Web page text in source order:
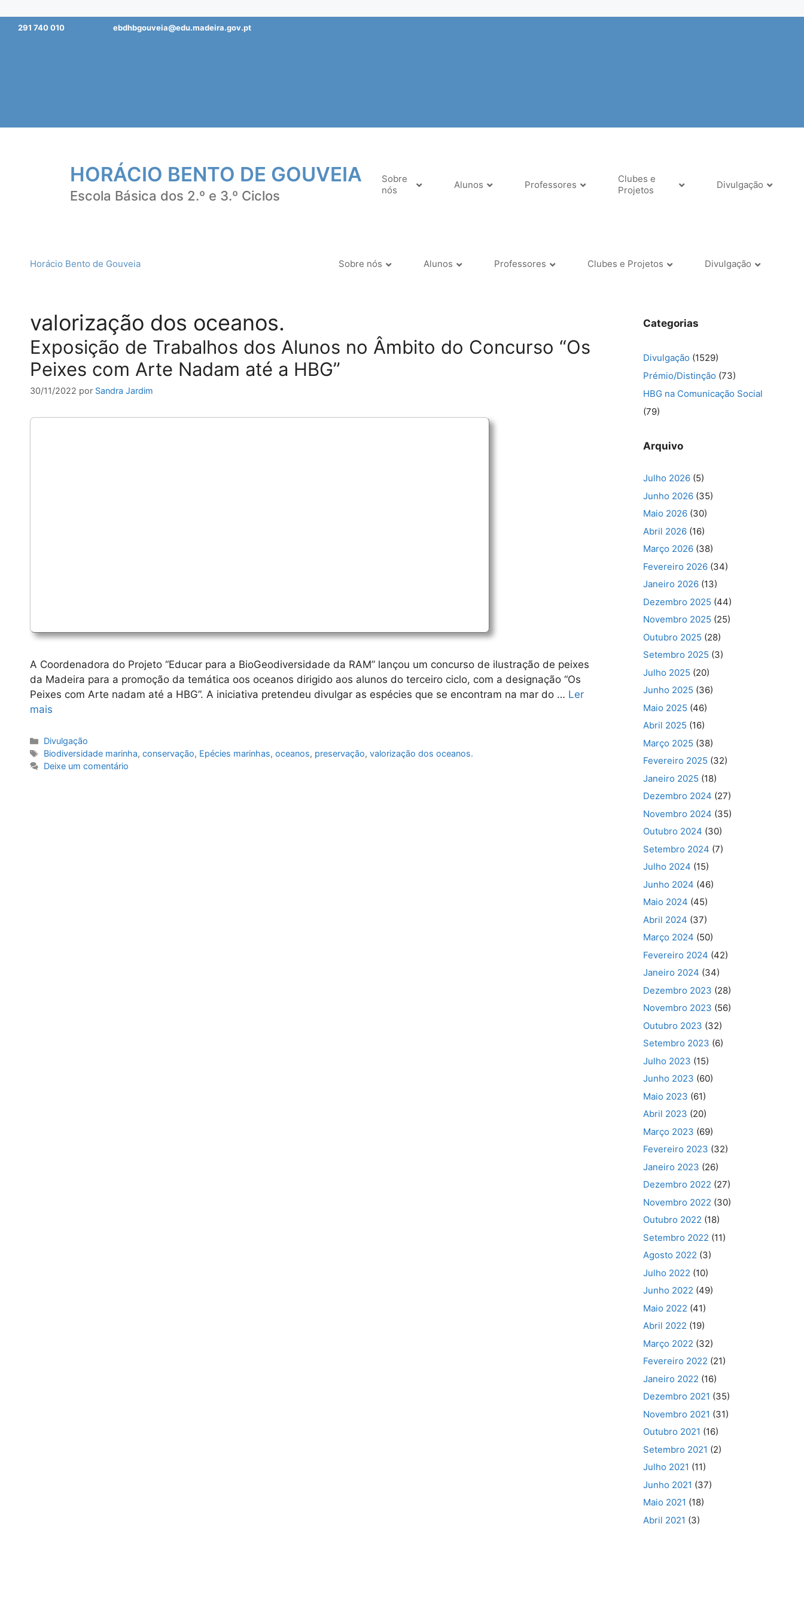
Saltar291 740 010 ebdhbgouveia@edu.madeira.gov.pt
HORÁCIO BENTO DE GOUVEIA
Escola Básica dos 2.º e 3.º Ciclos
Sobre
nós
Alunos Professores
Clubes e
Projetos
Divulgação
Horácio Bento de Gouveia Sobre nós Alunos Professores Clubes e Projetos Divulgação
valorização dos oceanos.
Exposição de Trabalhos dos Alunos no Âmbito do Concurso “Os
Peixes com Arte Nadam até a HBG”
30/11/2022 por Sandra Jardim
A Coordenadora do Projeto “Educar para a BioGeodiversidade da RAM” lançou um concurso de ilustração de peixes
da Madeira para a promoção da temática oos oceanos dirigido aos alunos do terceiro ciclo, com a designação “Os
Peixes com Arte nadam até a HBG”. A iniciativa pretendeu divulgar as espécies que se encontram na mar do … Ler
mais
Categorias
Divulgação
Etiquetas
Biodiversidade marinha,conservação, Epécies marinhas,oceanos, preservação,valorização dos oceanos.
Deixe um comentário
Categorias
Divulgação (1529)
Prémio/Distinção (73)
HBG na Comunicação Social
(79)
Arquivo
Julho 2026 (5)
Junho 2026 (35)
Maio 2026 (30)
Abril 2026 (16)
Março 2026 (38)
Fevereiro 2026 (34)
Janeiro 2026 (13)
Dezembro 2025 (44)
Novembro 2025 (25)
Outubro 2025 (28)
Setembro 2025 (3)
Julho 2025 (20)
Junho 2025 (36)
Maio 2025 (46)
Abril 2025 (16)
Março 2025 (38)
Fevereiro 2025 (32)
Janeiro 2025 (18)
Dezembro 2024 (27)
Novembro 2024 (35)
Outubro 2024 (30)
Setembro 2024 (7)
Julho 2024 (15)
Junho 2024 (46)
Maio 2024 (45)
Abril 2024 (37)
Março 2024 (50)
Fevereiro 2024 (42)
Janeiro 2024 (34)
Dezembro 2023 (28)
Novembro 2023 (56)
Outubro 2023 (32)
Setembro 2023 (6)
Julho 2023 (15)
Junho 2023 (60)
Maio 2023 (61)
Abril 2023 (20)
Março 2023 (69)
Fevereiro 2023 (32)
Janeiro 2023 (26)
Dezembro 2022 (27)
Novembro 2022 (30)
Outubro 2022 (18)
Setembro 2022 (11)
Agosto 2022 (3)
Julho 2022 (10)
Junho 2022 (49)
Maio 2022 (41)
Abril 2022 (19)
Março 2022 (32)
Fevereiro 2022 (21)
Janeiro 2022 (16)
Dezembro 2021 (35)
Novembro 2021 (31)
Outubro 2021 (16)
Setembro 2021 (2)
Julho 2021 (11)
Junho 2021 (37)
Maio 2021 (18)
Abril 2021 (3)